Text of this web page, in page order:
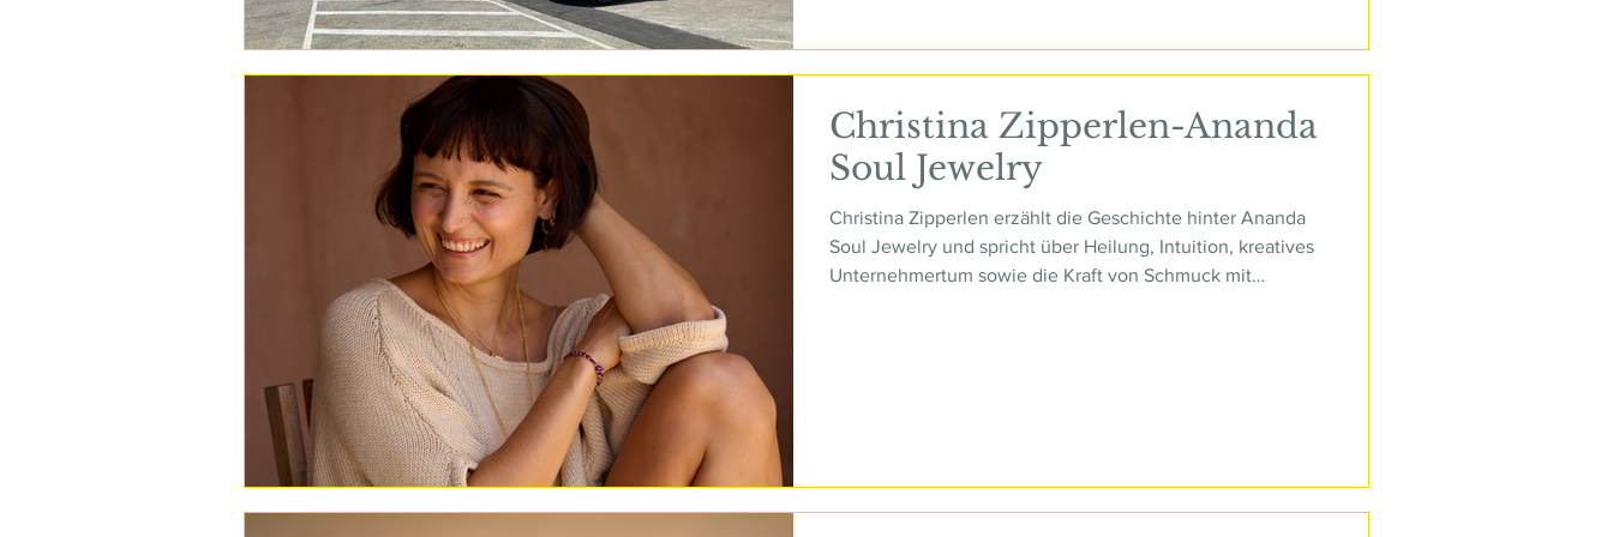
Christina Zipperlen-Ananda
Soul Jewelry
Christina Zipperlen erzählt die Geschichte hinter Ananda
Soul Jewelry und spricht über Heilung, Intuition, kreatives
Unternehmertum sowie die Kraft von Schmuck mit